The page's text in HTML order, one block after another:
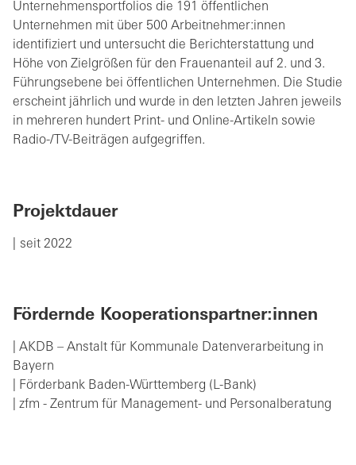
Unternehmensportfolios die 191 öffentlichen
Unternehmen mit über 500 Arbeitnehmer:innen
identifiziert und untersucht die Berichterstattung und
Höhe von Zielgrößen für den Frauenanteil auf 2. und 3.
Führungsebene bei öffentlichen Unternehmen. Die Studie
erscheint jährlich und wurde in den letzten Jahren jeweils
in mehreren hundert Print- und Online-Artikeln sowie
Radio-/TV-Beiträgen aufgegriffen.
Projektdauer
seit 2022
Fördernde Kooperationspartner:innen
| AKDB – Anstalt für Kommunale Datenverarbeitung in
Bayern
| Förderbank Baden-Württemberg (L-Bank)
| zfm - Zentrum für Management- und Personalberatung